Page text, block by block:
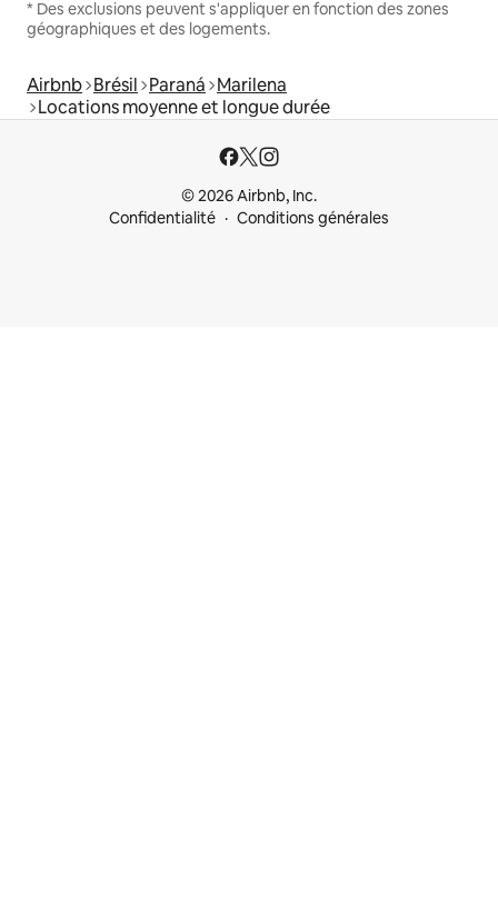
* Des exclusions peuvent s'appliquer en fonction des zones
géographiques et des logements.
Airbnb Brésil Paraná Marilena
Locations moyenne et longue durée
© 2026 Airbnb, Inc.
Confidentialité
Conditions générales